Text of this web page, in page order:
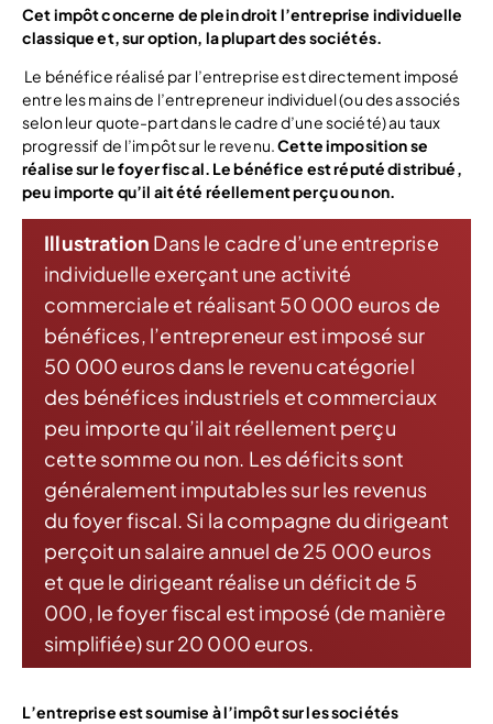
Cet impôt concerne de plein droit l’entreprise individuelle
classique et, sur option, la plupart des sociétés.
Le bénéfice réalisé par l’entreprise est directement imposé
entre les mains de l’entrepreneur individuel (ou des associés
selon leur quote-part dans le cadre d’une société) au taux
progressif de l’impôt sur le revenu.Cette imposition se
réalise sur le foyer fiscal. Le bénéfice est réputé distribué,
peu importe qu’il ait été réellement perçu ou non.
Illustration Dans le cadre d’une entreprise
individuelle exerçant une activité
commerciale et réalisant 50 000 euros de
bénéfices, l’entrepreneur est imposé sur
50 000 euros dans le revenu catégoriel
des bénéfices industriels et commerciaux
peu importe qu’il ait réellement perçu
cette somme ou non. Les déficits sont
généralement imputables sur les revenus
du foyer fiscal. Si la compagne du dirigeant
perçoit un salaire annuel de 25 000 euros
et que le dirigeant réalise un déficit de 5
000, le foyer fiscal est imposé (de manière
simplifiée) sur 20 000 euros.
L’entreprise est soumise à l’impôt sur les sociétés